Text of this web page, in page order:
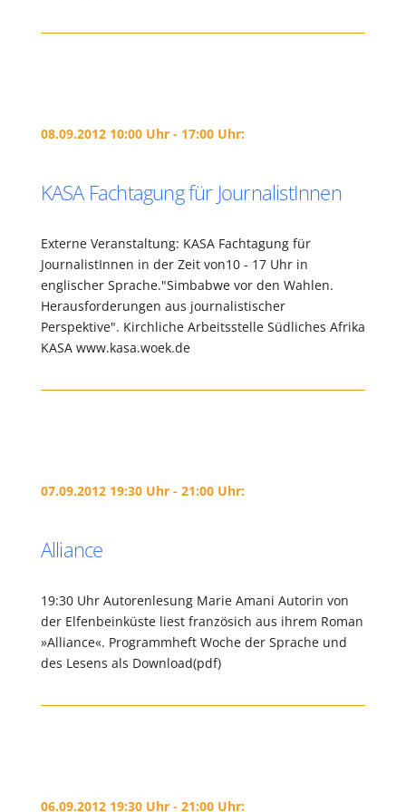
08.09.2012 10:00 Uhr - 17:00 Uhr:
KASA Fachtagung für JournalistInnen
Externe Veranstaltung: KASA Fachtagung für
JournalistInnen in der Zeit von10 - 17 Uhr in
englischer Sprache."Simbabwe vor den Wahlen.
Herausforderungen aus journalistischer
Perspektive". Kirchliche Arbeitsstelle Südliches Afrika
KASA www.kasa.woek.de
07.09.2012 19:30 Uhr - 21:00 Uhr:
Alliance
19:30 Uhr Autorenlesung Marie Amani Autorin von
der Elfenbeinküste liest französich aus ihrem Roman
»Alliance«. Programmheft Woche der Sprache und
des Lesens als Download(pdf)
06.09.2012 19:30 Uhr - 21:00 Uhr: